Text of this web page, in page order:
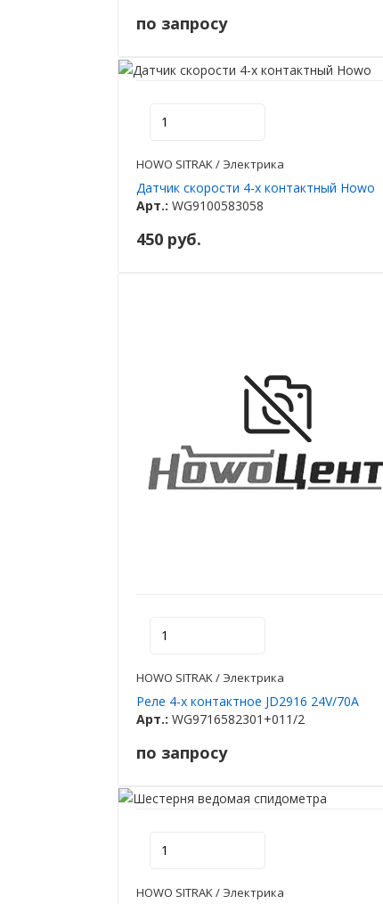
по запросу
HOWO SITRAK / Электрика
Датчик скорости 4-х контактный Howo
Арт.: WG9100583058
450 руб.
HOWO SITRAK / Электрика
Реле 4-х контактное JD2916 24V/70A
Арт.: WG9716582301+011/2
по запросу
HOWO SITRAK / Электрика